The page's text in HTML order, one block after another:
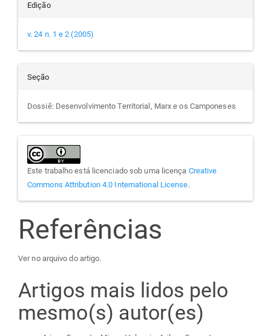
Edição
v. 24 n. 1 e 2 (2005)
Seção
Dossiê: Desenvolvimento Territorial, Marx e os Camponeses
Este trabalho está licenciado sob uma licença Creative
Commons Attribution 4.0 International License.
Referências
Ver no arquivo do artigo.
Artigos mais lidos pelo
mesmo(s) autor(es)